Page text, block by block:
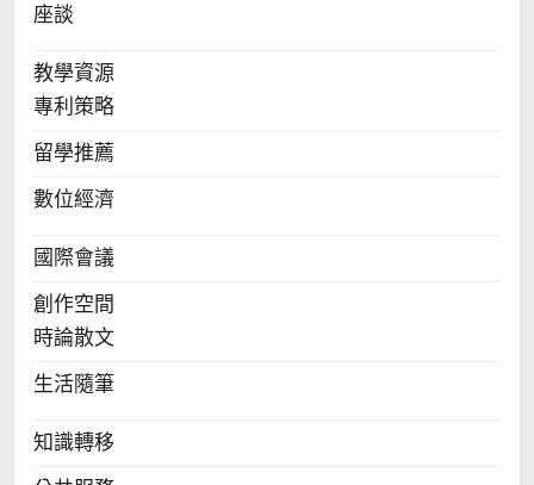
座談
教學資源
專利策略
留學推薦
數位經濟
國際會議
創作空間
時論散文
生活隨筆
知識轉移